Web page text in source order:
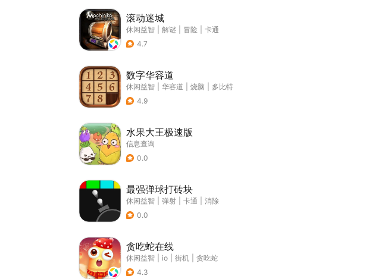
滚动迷城
休闲益智 解谜 冒险
卡通
4.7
数字华容道
休闲益智 华容道 烧脑
多比特
4.9
水果大王极速版
信息查询
0.0
最强弹球打砖块
休闲益智 弹射 卡通
消除
0.0
贪吃蛇在线
休闲益智 io 街机
贪吃蛇
4.3